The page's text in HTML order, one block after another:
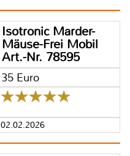
Isotronic Marder-
Mäuse-Frei Mobil
Art.-Nr. 78595
35 Euro
02.02.2026